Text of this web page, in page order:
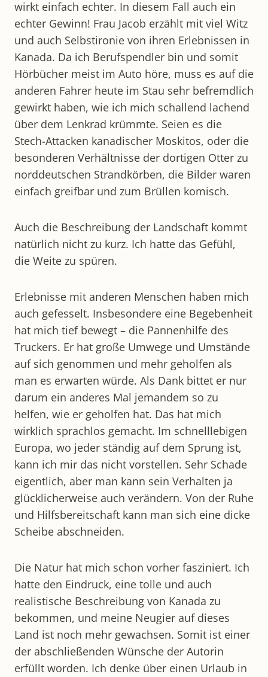
wirkt einfach echter. In diesem Fall auch ein
echter Gewinn! Frau Jacob erzählt mit viel Witz
und auch Selbstironie von ihren Erlebnissen in
Kanada. Da ich Berufspendler bin und somit
Hörbücher meist im Auto höre, muss es auf die
anderen Fahrer heute im Stau sehr befremdlich
gewirkt haben, wie ich mich schallend lachend
über dem Lenkrad krümmte. Seien es die
Stech-Attacken kanadischer Moskitos, oder die
besonderen Verhältnisse der dortigen Otter zu
norddeutschen Strandkörben, die Bilder waren
einfach greifbar und zum Brüllen komisch.
Auch die Beschreibung der Landschaft kommt
natürlich nicht zu kurz. Ich hatte das Gefühl,
die Weite zu spüren.
Erlebnisse mit anderen Menschen haben mich
auch gefesselt. Insbesondere eine Begebenheit
hat mich tief bewegt – die Pannenhilfe des
Truckers. Er hat große Umwege und Umstände
auf sich genommen und mehr geholfen als
man es erwarten würde. Als Dank bittet er nur
darum ein anderes Mal jemandem so zu
helfen, wie er geholfen hat. Das hat mich
wirklich sprachlos gemacht. Im schnelllebigen
Europa, wo jeder ständig auf dem Sprung ist,
kann ich mir das nicht vorstellen. Sehr Schade
eigentlich, aber man kann sein Verhalten ja
glücklicherweise auch verändern. Von der Ruhe
und Hilfsbereitschaft kann man sich eine dicke
Scheibe abschneiden.
Die Natur hat mich schon vorher fasziniert. Ich
hatte den Eindruck, eine tolle und auch
realistische Beschreibung von Kanada zu
bekommen, und meine Neugier auf dieses
Land ist noch mehr gewachsen. Somit ist einer
der abschließenden Wünsche der Autorin
erfüllt worden. Ich denke über einen Urlaub in